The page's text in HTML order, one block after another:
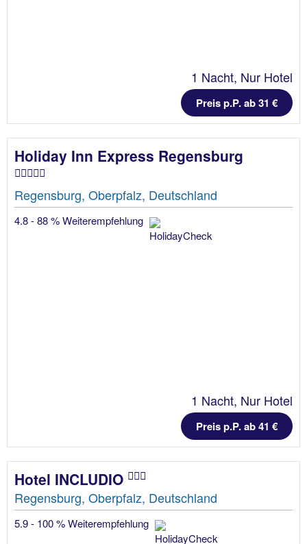
1 Nacht, Nur Hotel
Preis p.P. ab 31 €
Holiday Inn Express Regensburg
Regensburg, Oberpfalz, Deutschland
4.8 - 88 % Weiterempfehlung
1 Nacht, Nur Hotel
Preis p.P. ab 41 €
Hotel INCLUDIO
Regensburg, Oberpfalz, Deutschland
5.9 - 100 % Weiterempfehlung